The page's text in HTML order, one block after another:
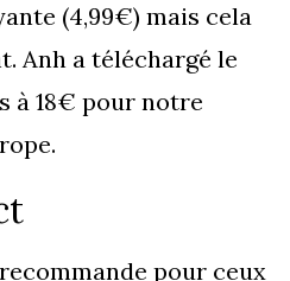
(4,99€) mais cela
Anh a téléchargé le
à 18€ pour notre
pour ceux